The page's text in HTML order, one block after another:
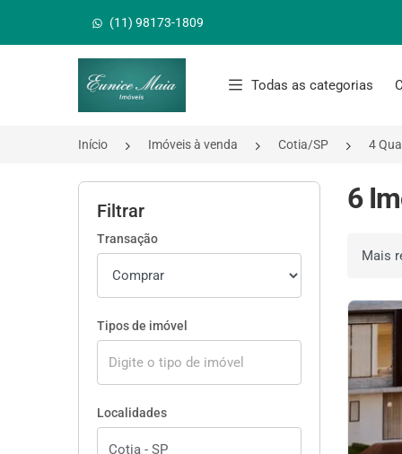
(11) 98173-1809
Página inicial
Todas as categorias
Início Imóveis à venda Cotia/SP 4
Filtrar
Transação
Tipos de imóvel
Localidades
6
Ordenar